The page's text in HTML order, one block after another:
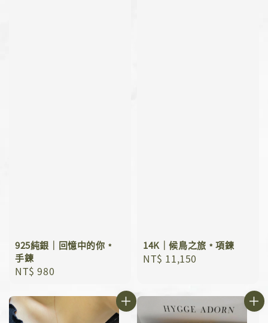
925純銀｜回憶中的你﹡
手鍊
Regular
NT$ 980
14K｜候鳥之旅﹡項鍊
Regular
NT$ 11,150